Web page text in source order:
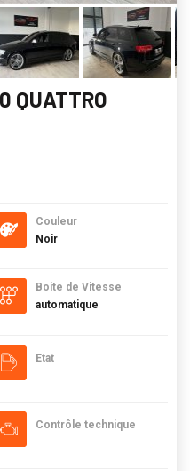
QUATTRO
Couleur
Noir
Boite de Vitesse
automatique
Etat
Contrôle technique